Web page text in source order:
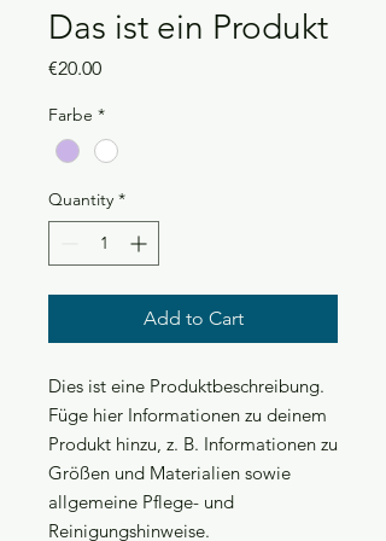
Das ist ein Produkt
€20.00Price
Farbe *
Quantity *
Add to Cart
Dies ist eine Produktbeschreibung.
Füge hier Informationen zu deinem
Produkt hinzu, z. B. Informationen zu
Größen und Materialien sowie
allgemeine Pflege- und
Reinigungshinweise.